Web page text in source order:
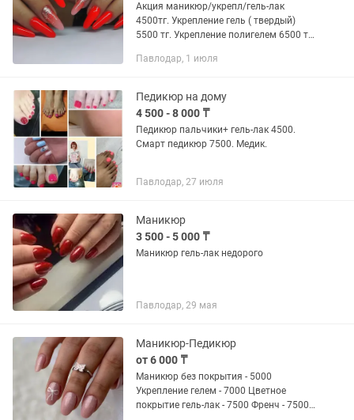
Акция маникюр/укрепл/гель-лак
4500тг. Укрепление гель ( твердый)
5500 тг. Укрепление полигелем 6500 тг.
Павлодар, 1 июля
Педикюр на дому
4 500 - 8 000 ₸
Педикюр пальчики+ гель-лак 4500.
Смарт педикюр 7500. Медик.
Павлодар, 27 июля
Маникюр
3 500 - 5 000 ₸
Маникюр гель-лак недорого
Павлодар, 29 мая
Маникюр-Педикюр
от 6 000 ₸
Маникюр без покрытия - 5000
Укрепление гелем - 7000 Цветное
покрытие гель-лак - 7500 Френч - 7500